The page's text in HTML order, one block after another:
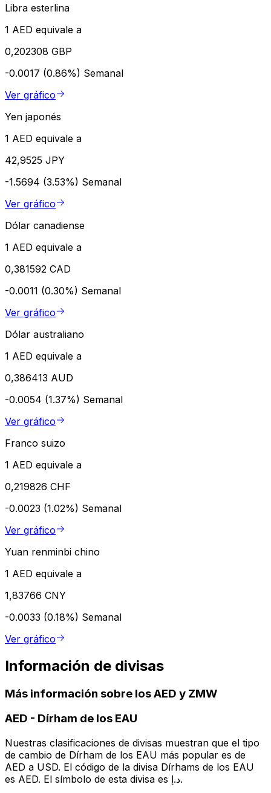
Libra esterlina
1 AED equivale a
0,202308 GBP
-0.0017 (0.86%) Semanal
Ver gráfico
Yen japonés
1 AED equivale a
42,9525 JPY
-1.5694 (3.53%) Semanal
Ver gráfico
Dólar canadiense
1 AED equivale a
0,381592 CAD
-0.0011 (0.30%) Semanal
Ver gráfico
Dólar australiano
1 AED equivale a
0,386413 AUD
-0.0054 (1.37%) Semanal
Ver gráfico
Franco suizo
1 AED equivale a
0,219826 CHF
-0.0023 (1.02%) Semanal
Ver gráfico
Yuan renminbi chino
1 AED equivale a
1,83766 CNY
-0.0033 (0.18%) Semanal
Ver gráfico
Información de divisas
Más información sobre los AED y ZMW
AED - Dírham de los EAU
Nuestras clasificaciones de divisas muestran que el tipo
de cambio de Dírham de los EAU más popular es de
AED a USD. El código de la divisa Dírhams de los EAU
es AED. El símbolo de esta divisa es د.إ.